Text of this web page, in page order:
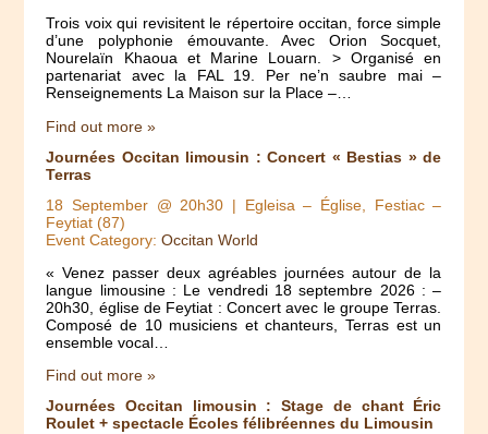
Trois voix qui revisitent le répertoire occitan, force simple
d’une polyphonie émouvante. Avec Orion Socquet,
Nourelaïn Khaoua et Marine Louarn. > Organisé en
partenariat avec la FAL 19. Per ne’n saubre mai –
Renseignements La Maison sur la Place –…
Find out more »
Journées Occitan limousin : Concert « Bestias » de
Terras
18 September @ 20h30 | Egleisa – Église, Festiac –
Feytiat (87)
Event Category:Occitan World
« Venez passer deux agréables journées autour de la
langue limousine : Le vendredi 18 septembre 2026 : –
20h30, église de Feytiat : Concert avec le groupe Terras.
Composé de 10 musiciens et chanteurs, Terras est un
ensemble vocal…
Find out more »
Journées Occitan limousin : Stage de chant Éric
Roulet + spectacle Écoles félibréennes du Limousin